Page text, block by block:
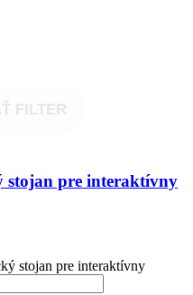
stojan pre interaktívny
stojan pre interaktívny